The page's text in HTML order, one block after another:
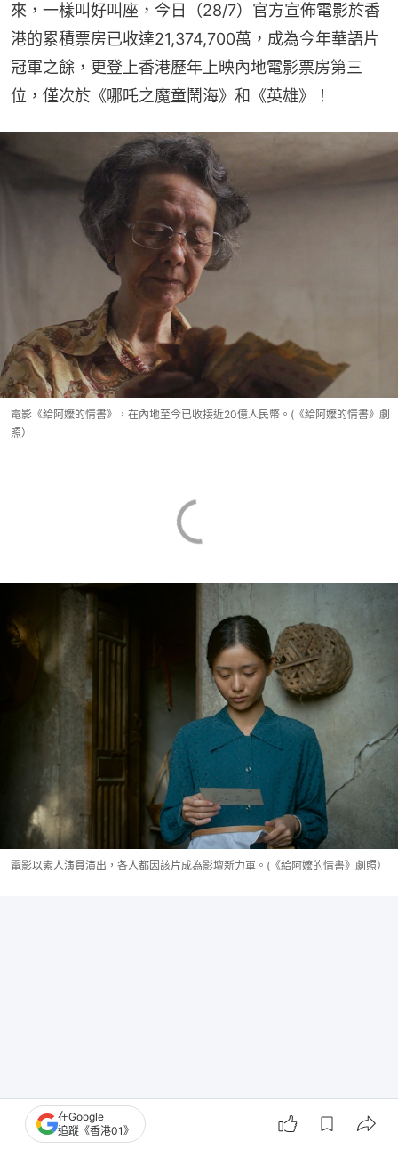
來，一樣叫好叫座，今日（28/7）官方宣佈電影於香
港的累積票房已收達21,374,700萬，成為今年華語片
冠軍之餘，更登上香港歷年上映內地電影票房第三
位，僅次於《哪吒之魔童鬧海》和《英雄》！
電影《給阿嬤的情書》，在內地至今已收接近20億人民幣。(《給阿嬤的情書》劇
照）
電影以素人演員演出，各人都因該片成為影壇新力軍。(《給阿嬤的情書》劇照）
在Google
追蹤《香港01》